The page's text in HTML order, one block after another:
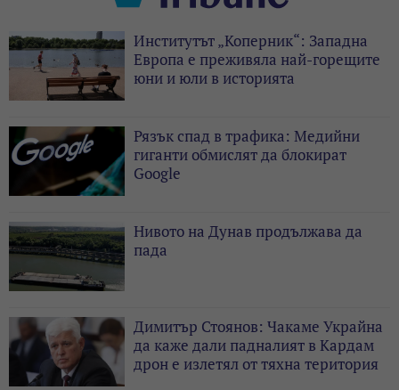
Институтът „Коперник“: Западна
Европа е преживяла най-горещите
юни и юли в историята
Рязък спад в трафика: Медийни
гиганти обмислят да блокират
Google
Нивото на Дунав продължава да
пада
Димитър Стоянов: Чакаме Украйна
да каже дали падналият в Кардам
дрон е излетял от тяхна територия